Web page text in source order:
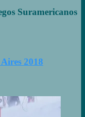
Suramericanos
2018